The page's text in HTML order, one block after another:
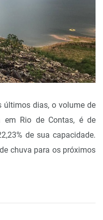
últimos dias, o volume de
em Rio de Contas, é de
de sua capacidade.
chuva para os próximos